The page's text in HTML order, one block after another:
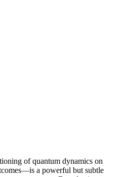
of quantum dynamics on
a powerful but subtle